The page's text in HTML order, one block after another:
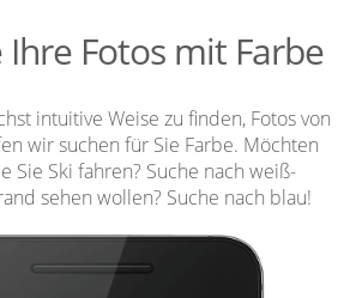
Ihre Fotos mit Farbe
intuitive Weise zu finden, Fotos von
wir suchen für Sie Farbe. Möchten
Sie Ski fahren? Suche nach weiß-
sehen wollen? Suche nach blau!